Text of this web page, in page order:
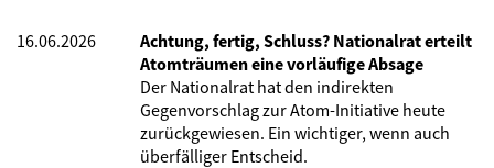
16.06.2026
Achtung, fertig, Schluss? Nationalrat erteilt
Atomträumen eine vorläufige Absage
Der Nationalrat hat den indirekten
Gegenvorschlag zur Atom-Initiative heute
zurückgewiesen. Ein wichtiger, wenn auch
überfälliger Entscheid.